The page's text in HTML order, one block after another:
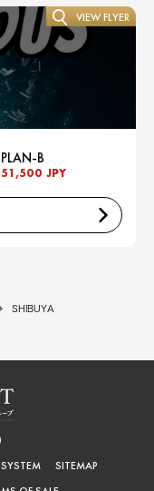
VIEW FLYER
PLAN-B
51,500 JPY
SHIBUYA
SITEMAP